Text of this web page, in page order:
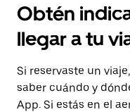
Obtén
llegar a tu
Si reservaste un
saber cuándo y
App. Si estás en el